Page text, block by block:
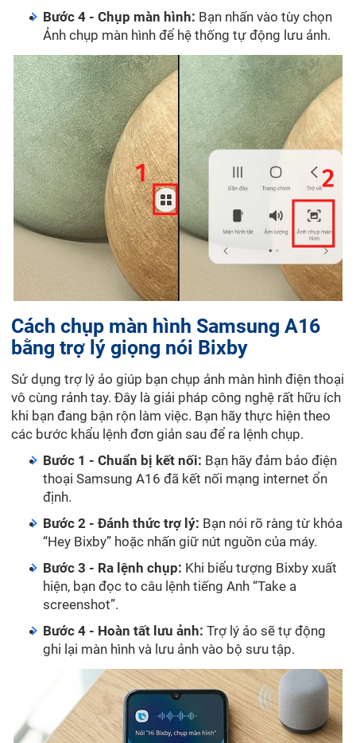
Bước 4 - Chụp màn hình: Bạn nhấn vào tùy chọn
Ảnh chụp màn hình để hệ thống tự động lưu ảnh.
Cách chụp màn hình Samsung A16
bằng trợ lý giọng nói Bixby
Sử dụng trợ lý ảo giúp bạn chụp ảnh màn hình điện thoại
vô cùng rảnh tay. Đây là giải pháp công nghệ rất hữu ích
khi bạn đang bận rộn làm việc. Bạn hãy thực hiện theo
các bước khẩu lệnh đơn giản sau để ra lệnh chụp.
Bước 1 - Chuẩn bị kết nối: Bạn hãy đảm bảo điện
thoại Samsung A16 đã kết nối mạng internet ổn
định.
Bước 2 - Đánh thức trợ lý: Bạn nói rõ ràng từ khóa
“Hey Bixby” hoặc nhấn giữ nút nguồn của máy.
Bước 3 - Ra lệnh chụp: Khi biểu tượng Bixby xuất
hiện, bạn đọc to câu lệnh tiếng Anh “Take a
screenshot”.
Bước 4 - Hoàn tất lưu ảnh: Trợ lý ảo sẽ tự động
ghi lại màn hình và lưu ảnh vào bộ sưu tập.